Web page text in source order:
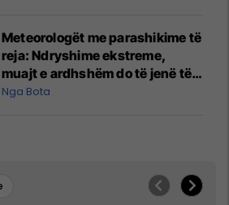
Meteorologët me parashikime të
reja: Ndryshime ekstreme,
muajt e ardhshëm do të jenë të
pazakontë
Nga Bota